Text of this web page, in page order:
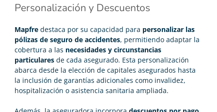
Personalización y Descuentos
Mapfre destaca por su capacidad para personalizar las
pólizas de seguro de accidentes, permitiendo adaptar la
cobertura a las necesidades y circunstancias
particulares de cada asegurado. Esta personalización
abarca desde la elección de capitales asegurados hasta
la inclusión de garantías adicionales como invalidez,
hospitalización o asistencia sanitaria ampliada.